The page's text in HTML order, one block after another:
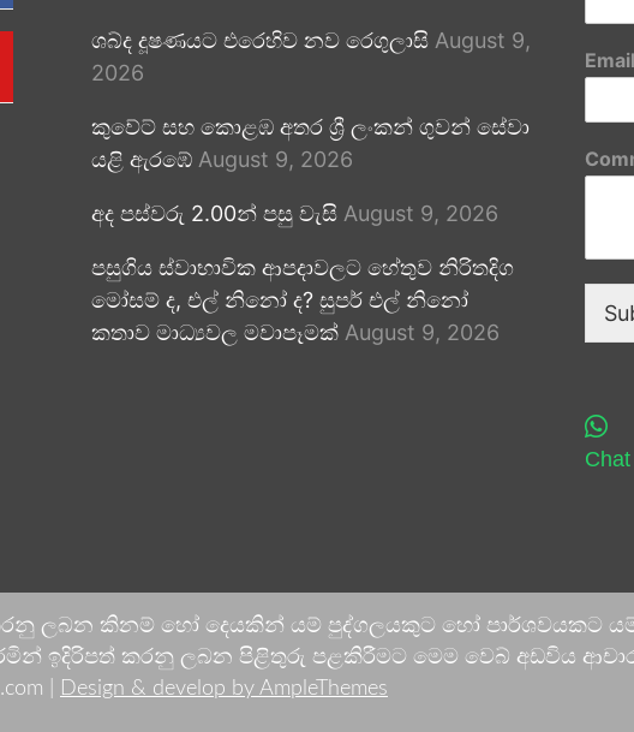
ශබ්ද දූෂණයට එරෙහිව නව රෙගුලාසි August 9,
2026
කුවේට් සහ කොළඹ අතර ශ්‍රී ලංකන් ගුවන් සේවා
යළි ඇරඹේ August 9, 2026
අද පස්වරු 2.00න් පසු වැසි August 9, 2026
පසුගිය ස්වාභාවික ආපදාවලට හේතුව නිරිතදිග
මෝසම් ද, එල් නිනෝ ද? සුපර් එල් නිනෝ
කතාව මාධ්‍යවල මවාපෑමක් August 9, 2026
Email
ලබන කිනම් හෝ දෙයකින් යම් පුද්ගලයකුට හෝ පාර්ශවයකට
ඉදිරිපත් කරනු ලබන පිළිතුරු පළකිරීමට මෙම වෙබ් අඩවිය ආචාර
|
Design & develop by AmpleThemes